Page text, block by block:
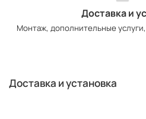
Доставка и
Монтаж, дополнительные
Доставка и установка